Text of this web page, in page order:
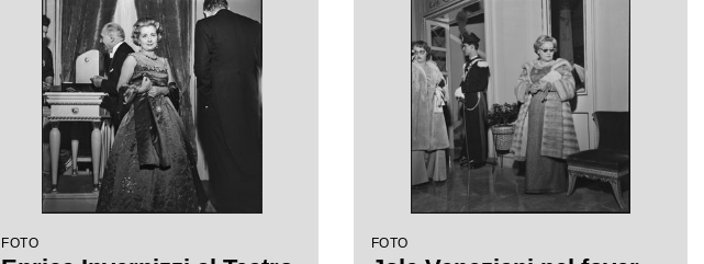
da Antonino Votto con la
regia di Margherita
Wallmann
Wallmann, che inaugura la
stagione lirica 1958-1959
FOTO FOTO